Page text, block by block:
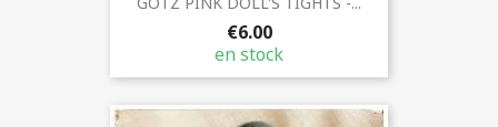
€6.00
en stock